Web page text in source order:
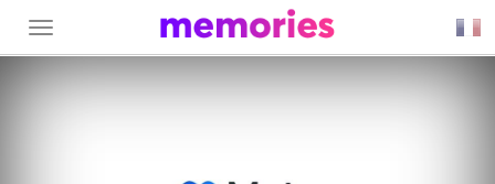
MENU